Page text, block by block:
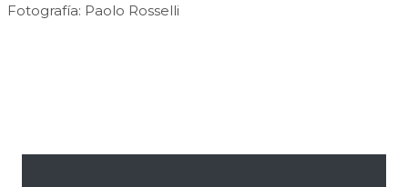
Fotografía: Paolo Rosselli